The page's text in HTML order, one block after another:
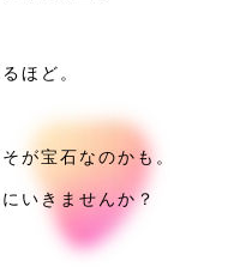
ほど。
が宝石なのかも。
いきませんか？